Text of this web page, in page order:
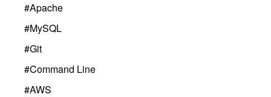
#Apache
#MySQL
#Git
#Command Line
#AWS